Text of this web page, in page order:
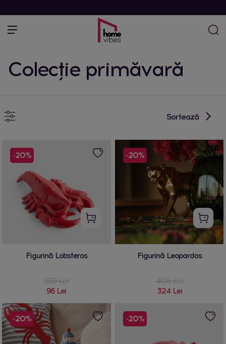
Colecţie primăvară
Sortează
-20%
Figurină Lobsteros
120 Lei
96 Lei
-20%
Figurină Leopardos
405 Lei
324 Lei
-20% -20%